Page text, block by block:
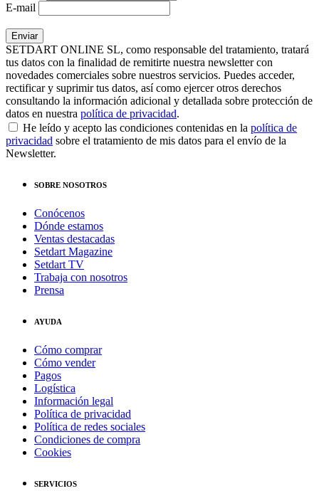
E-mail
SETDART ONLINE SL, como responsable del tratamiento, tratará
tus datos con la finalidad de remitirte nuestra newsletter con
novedades comerciales sobre nuestros servicios. Puedes acceder,
rectificar y suprimir tus datos, así como ejercer otros derechos
consultando la información adicional y detallada sobre protección de
datos en nuestra política de privacidad.
He leído y acepto las condiciones contenidas en la política de
privacidad sobre el tratamiento de mis datos para el envío de la
Newsletter.
SOBRE NOSOTROS
Conócenos
Dónde estamos
Ventas destacadas
Setdart Magazine
Setdart TV
Trabaja con nosotros
Prensa
AYUDA
Cómo comprar
Cómo vender
Pagos
Logística
Información legal
Política de privacidad
Política de redes sociales
Condiciones de compra
Cookies
SERVICIOS